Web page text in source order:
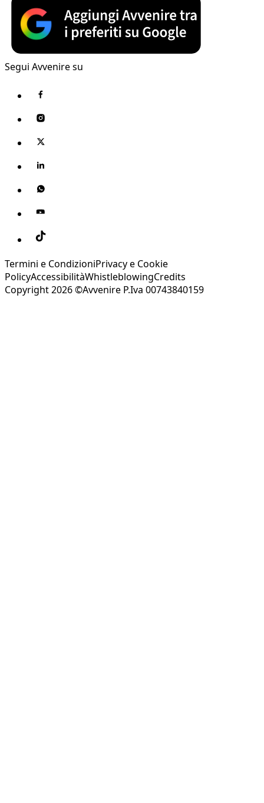
Segui Avvenire su
Termini e CondizioniPrivacy e Cookie
PolicyAccessibilitàWhistleblowingCredits
Copyright 2026 ©Avvenire P.Iva 00743840159